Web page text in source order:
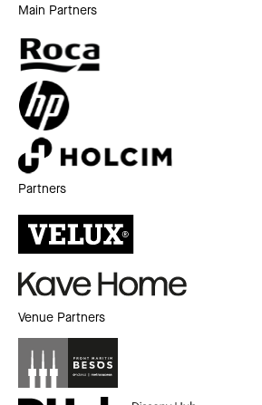
Main Partners
Partners
Venue Partners